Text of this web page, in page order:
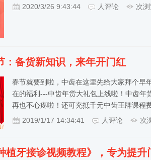
2020/3/26 9:43:44
人评论 次
：备货新知识，来年开门红
春节就要到啦，中齿在这里先给大家拜个早
在的福利---中齿年货大礼包上线啦！中齿年
再也不心疼啦！还可充抵千元中齿王牌课
2019/1/17 14:34:41
人评论 次
植牙接诊视频教程》，专为提